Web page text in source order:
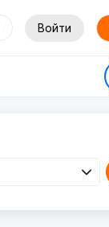
Войти